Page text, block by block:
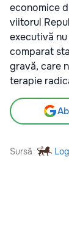
economice
viitorul
executivă
comparat
gravă, care
terapie
Sursă